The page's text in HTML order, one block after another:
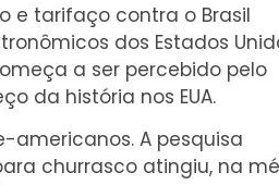
e tarifaço contra o Brasil
dos Estados
a ser percebido pelo
da história nos EUA.
americanos. A pesquisa
churrasco atingiu, na